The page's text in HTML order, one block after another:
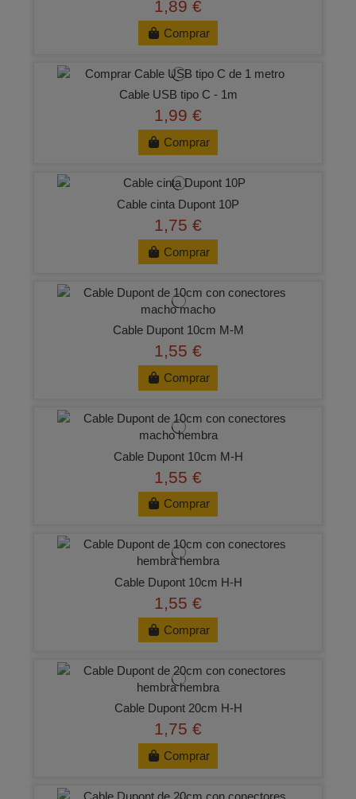
1,89 €
Comprar
Cable USB tipo C - 1m
1,99 €
Comprar
Cable cinta Dupont 10P
1,75 €
Comprar
Cable Dupont 10cm M-M
1,55 €
Comprar
Cable Dupont 10cm M-H
1,55 €
Comprar
Cable Dupont 10cm H-H
1,55 €
Comprar
Cable Dupont 20cm H-H
1,75 €
Comprar